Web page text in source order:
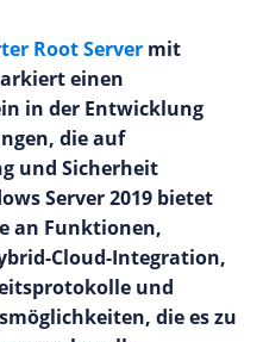
Root Server mit
einen
in der Entwicklung
die auf
und Sicherheit
Server 2019 bietet
an Funktionen,
Cloud-Integration,
und
die es zu